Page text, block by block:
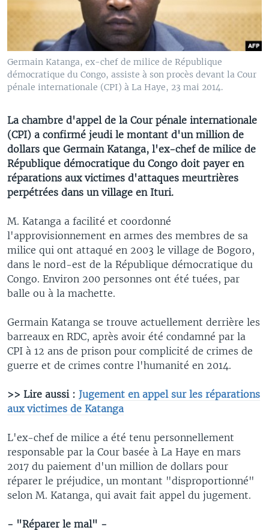
Germain Katanga, ex-chef de milice de République
démocratique du Congo, assiste à son procès devant la Cour
pénale internationale (CPI) à La Haye, 23 mai 2014.
La chambre d'appel de la Cour pénale internationale
(CPI) a confirmé jeudi le montant d'un million de
dollars que Germain Katanga, l'ex-chef de milice de
République démocratique du Congo doit payer en
réparations aux victimes d'attaques meurtrières
perpétrées dans un village en Ituri.
M. Katanga a facilité et coordonné
l'approvisionnement en armes des membres de sa
milice qui ont attaqué en 2003 le village de Bogoro,
dans le nord-est de la République démocratique du
Congo. Environ 200 personnes ont été tuées, par
balle ou à la machette.
Germain Katanga se trouve actuellement derrière les
barreaux en RDC, après avoir été condamné par la
CPI à 12 ans de prison pour complicité de crimes de
guerre et de crimes contre l'humanité en 2014.
>> Lire aussi : Jugement en appel sur les réparations
aux victimes de Katanga
L'ex-chef de milice a été tenu personnellement
responsable par la Cour basée à La Haye en mars
2017 du paiement d'un million de dollars pour
réparer le préjudice, un montant "disproportionné"
selon M. Katanga, qui avait fait appel du jugement.
- "Réparer le mal" -